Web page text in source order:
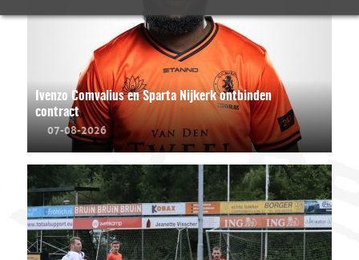
Ivenzo Comvalius en Sparta Nijkerk ontbinden
contract
07-08-2026